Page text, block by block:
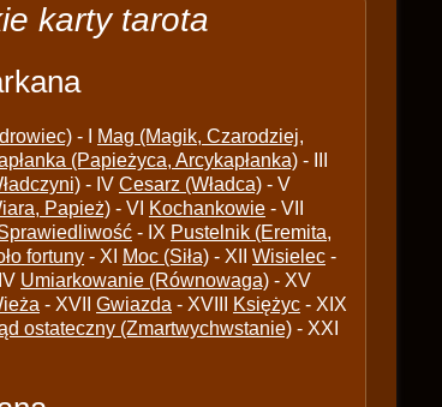
karty tarota
- I
Mag (Magik, Czarodziej,
(Papieżyca, Arcykapłanka) - III
- IV Cesarz (Władca) - V
Papież) - VI Kochankowie - VII
- IX Pustelnik (Eremita,
fortuny - XI Moc (Siła) - XII Wisielec -
Umiarkowanie (Równowaga) - XV
- XVII Gwiazda - XVIII Księżyc - XIX
ostateczny (Zmartwychwstanie) - XXI